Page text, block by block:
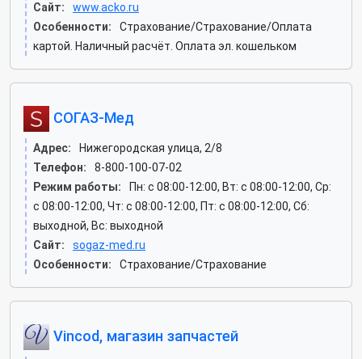
Сайт:
www.acko.ru
Особенности:
Страхование/Страхование/Оплата
картой. Наличный расчёт. Оплата эл. кошельком
СОГАЗ-Мед
Адрес:
Нижегородская улица, 2/8
Телефон:
8-800-100-07-02
Режим работы:
Пн: c 08:00-12:00, Вт: c 08:00-12:00, Ср:
c 08:00-12:00, Чт: c 08:00-12:00, Пт: c 08:00-12:00, Сб:
выходной, Вс: выходной
Сайт:
sogaz-med.ru
Особенности:
Страхование/Страхование
Vincod, магазин запчастей